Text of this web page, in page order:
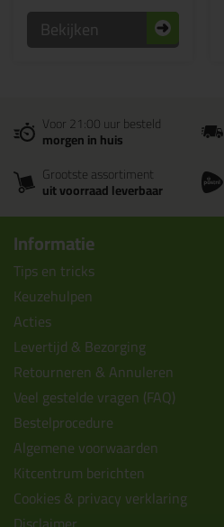
Bekijken
Voor 21:00 uur besteld
morgen in huis
Grootste assortiment
uit voorraad leverbaar
Informatie
Tips en tricks
Keuzehulpen
Acties
Levertijd & Bezorging
Retourneren & Annuleren
Veel gestelde vragen (FAQ)
Bestelprocedure
Algemene voorwaarden
Kitcentrum berichten
Cookies & privacy verklaring